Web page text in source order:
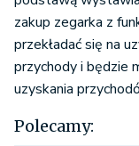
zakup zegarka z
przekładać się na
przychody i będzie
uzyskania
Polecamy: